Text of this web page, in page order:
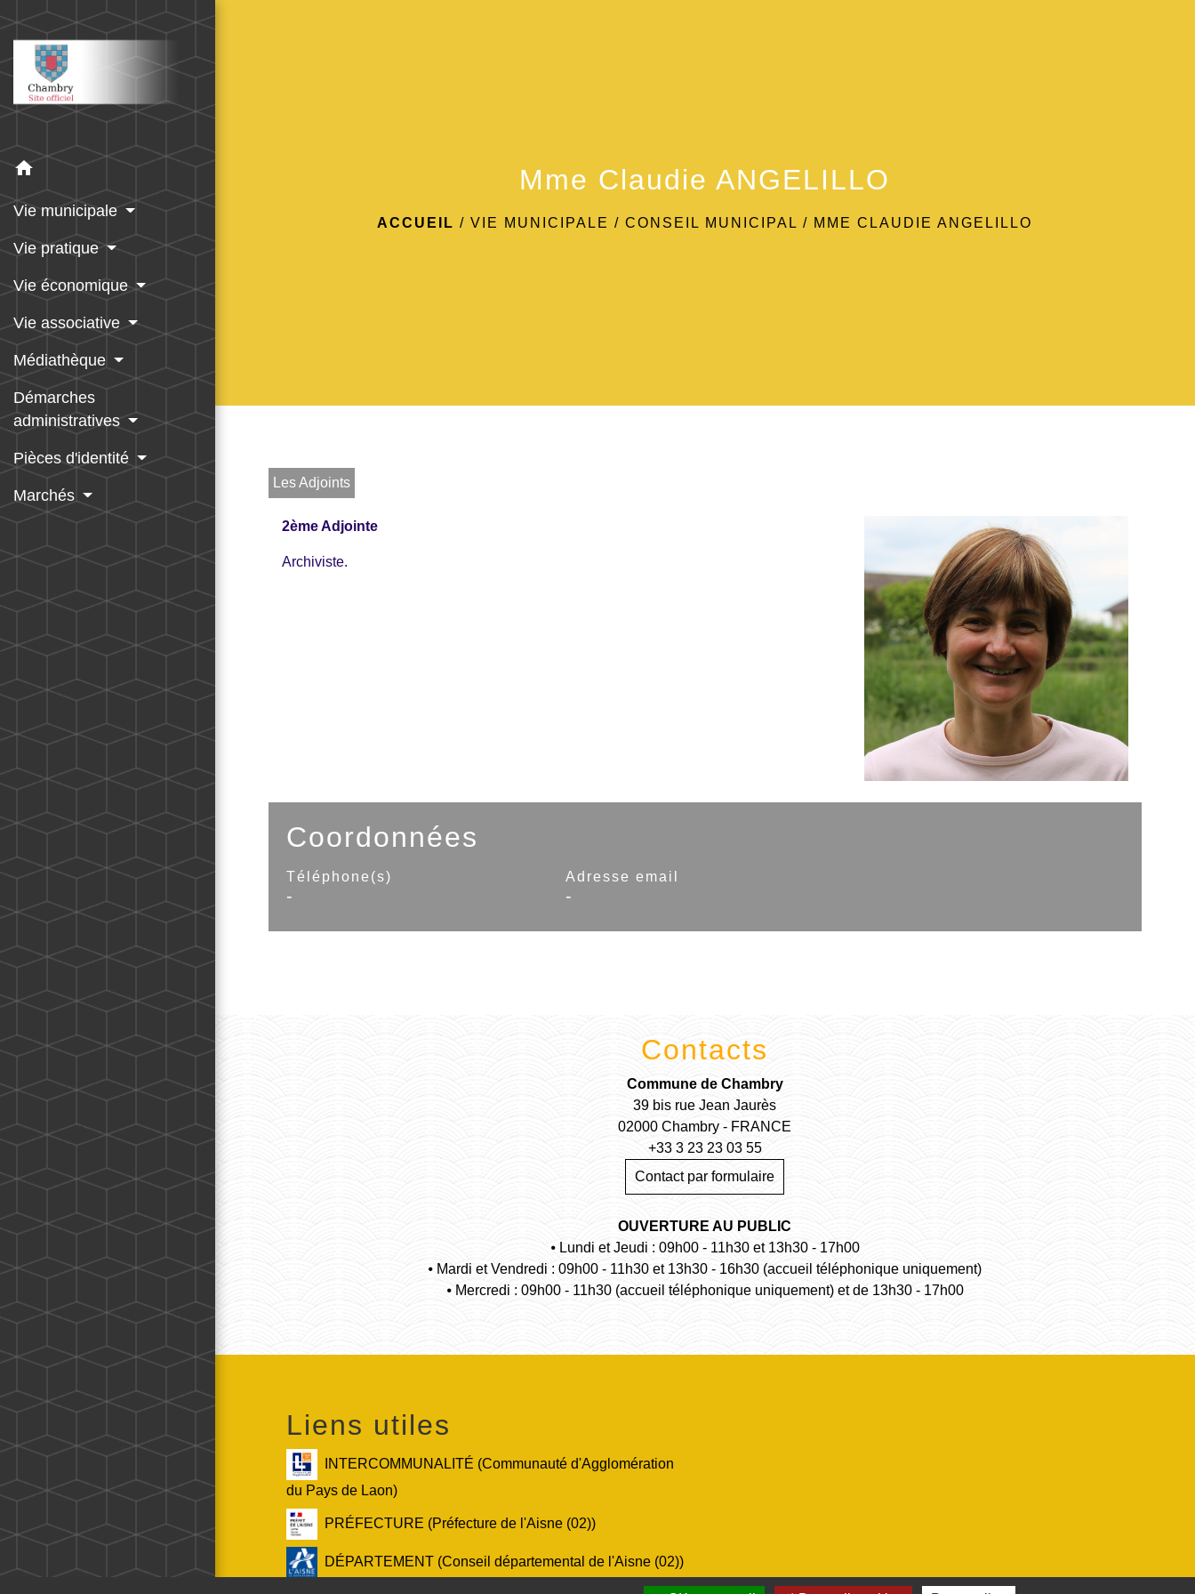
home
Vie municipale
Vie pratique
Vie économique
Vie associative
Médiathèque
Démarches
administratives
Pièces d'identité
Marchés
Mme Claudie ANGELILLO
ACCUEIL /VIE MUNICIPALE /CONSEIL MUNICIPAL / MME CLAUDIE ANGELILLO
Les Adjoints
2ème Adjointe
Archiviste.
Coordonnées
Téléphone(s)
-
Adresse email
-
Contacts
Commune de Chambry
39 bis rue Jean Jaurès
02000 Chambry - FRANCE
+33 3 23 23 03 55
Contact par formulaire
OUVERTURE AU PUBLIC
⦁ Lundi et Jeudi : 09h00 - 11h30 et 13h30 - 17h00
⦁ Mardi et Vendredi : 09h00 - 11h30 et 13h30 - 16h30 (accueil téléphonique uniquement)
⦁ Mercredi : 09h00 - 11h30 (accueil téléphonique uniquement) et de 13h30 - 17h00
Liens utiles
INTERCOMMUNALITÉ (Communauté d'Agglomération
du Pays de Laon)
PRÉFECTURE (Préfecture de l'Aisne (02))
DÉPARTEMENT (Conseil départemental de l'Aisne (02))